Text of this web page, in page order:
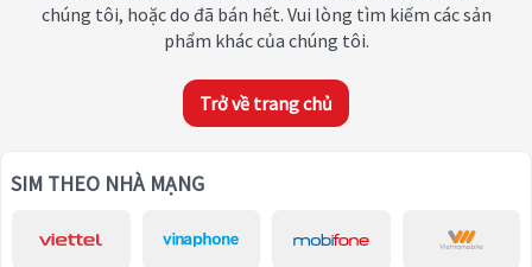
chúng tôi, hoặc do đã bán hết. Vui lòng tìm kiếm các sản
phẩm khác của chúng tôi.
Trở về trang chủ
SIM THEO NHÀ MẠNG